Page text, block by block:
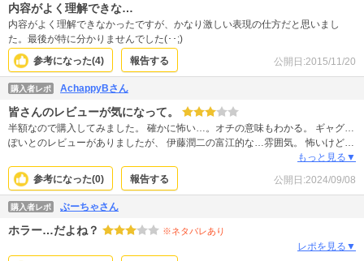
内容がよく理解できな…
内容がよく理解できなかったですが、かなり激しい表現の仕方だと思いまし
た。最後が特に分かりませんでした(･･;)
参考になった(4) 報告する 公開日:2015/11/20
購入者レポ AchappyBさん
皆さんのレビューが気になって。
半額なので購入してみました。 確かに怖い…。オチの意味もわかる。 ギャグ…
ぽいとのレビューがありましたが、 伊藤潤二の富江的な…雰囲気。 怖いけど、
りますよ！
もっと見る▼
参考になった(0) 報告する 公開日:2024/09/08
購入者レポ ぶーちゃさん
ホラー…だよね？ ※ネタバレあり
レポを見る▼